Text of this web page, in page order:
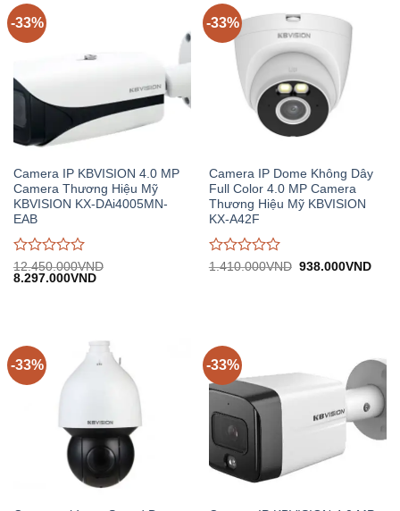
-33%
Camera IP KBVISION 4.0 MP
Camera Thương Hiệu Mỹ
KBVISION KX-DAi4005MN-
EAB
Được
đánh
12.450.000VND
Giá
8.297.000VNDGiá
-33%
Camera IP Dome Không Dây
Full Color 4.0 MP Camera
Thương Hiệu Mỹ KBVISION
KX-A42F
Được
1.410.000VND Giá
938.000VNDGiá
-33% -33%